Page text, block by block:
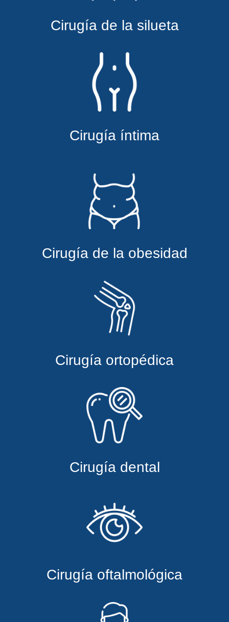
Cirugía de la silueta
Cirugía íntima
Cirugía de la obesidad
Cirugía ortopédica
Cirugía dental
Cirugía oftalmológica